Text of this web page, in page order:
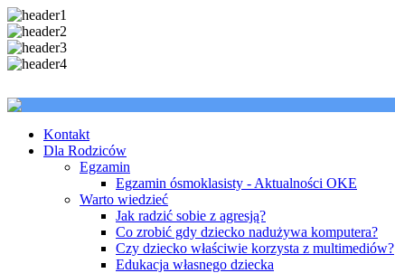
Kontakt
Dla Rodziców
Egzamin
Egzamin ósmoklasisty - Aktualności OKE
Warto wiedzieć
Jak radzić sobie z agresją?
Co zrobić gdy dziecko nadużywa komputera?
Czy dziecko właściwie korzysta z multimediów?
Edukacja własnego dziecka